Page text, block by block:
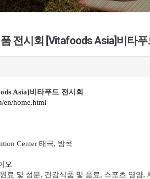
전시회 [Vitafoods Asia]비타푸
Asia]비타푸드 전시회
en/home.html
Center 태국, 방콕
오
료 및 성분, 건강식품 및 음료, 스포츠 영양